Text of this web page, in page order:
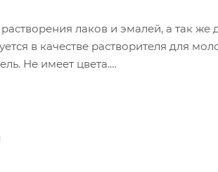
лаков и эмалей, а так же
в качестве растворителя для
Не имеет цвета.